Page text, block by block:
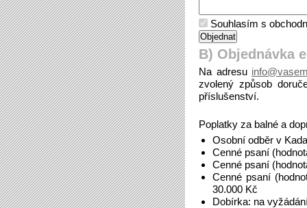
Souhlasím s
B) Objednávka
Na adresu
zvolený způsob
příslušenství.
Poplatky za balné a
Osobní odběr v
Cenné psaní
Cenné psaní
Cenné psaní
30.000 Kč
Dobírka: na